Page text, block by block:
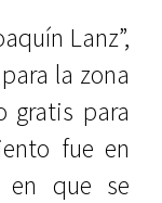
Lanz”,
la zona
gratis para
fue en
en que se